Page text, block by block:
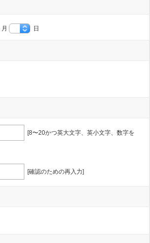
月 日
[8〜20かつ英大文字、英小文字、数字を
[確認のための再入力]